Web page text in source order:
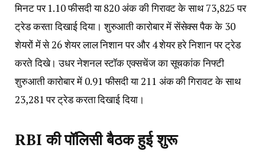
मिनट पर 1.10 फीसदी या 820 अंक की गिरावट के साथ 73,825 पर
ट्रेड करता दिखाई दिया। शुरुआती कारोबार में सेंसेक्स पैक के 30
शेयरों में से 26 शेयर लाल निशान पर और 4 शेयर हरे निशान पर ट्रेड
करते दिखे। उधर नेशनल स्टॉक एक्सचेंज का सूचकांक निफ्टी
शुरुआती कारोबार में 0.91 फीसदी या 211 अंक की गिरावट के साथ
23,281 पर ट्रेड करता दिखाई दिया।
RBI की पॉलिसी बैठक हुई शुरू